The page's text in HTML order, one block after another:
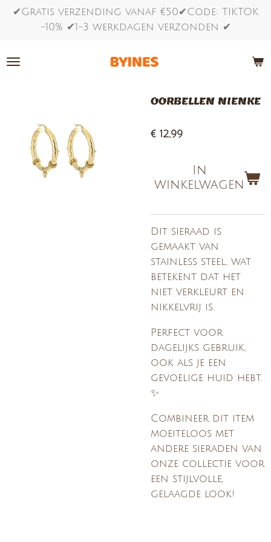
Ga
de
✔Gratis verzending vanaf €50✔Code: TIKTOK
-10% ✔1-3 werkdagen verzonden ✔
OORBELLEN NIENKE
€ 12,99
In
winkelwagen
Dit sieraad is
gemaakt van
stainless steel, wat
betekent dat het
niet verkleurt en
nikkelvrij is.
Perfect voor
dagelijks gebruik,
ook als je een
gevoelige huid hebt.
✨
Combineer dit item
moeiteloos met
andere sieraden van
onze collectie voor
een stijlvolle,
gelaagde look!